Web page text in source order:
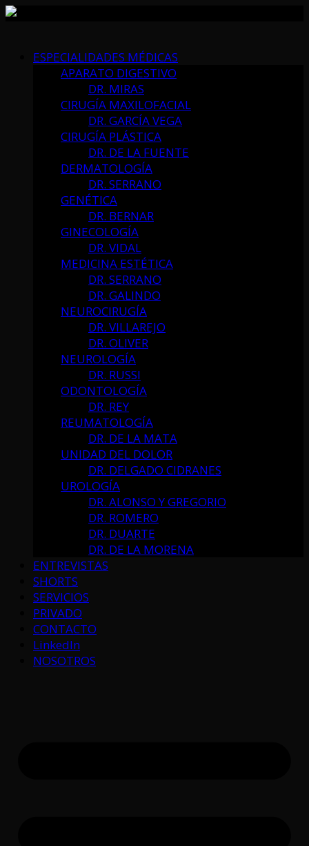
contentESPECIALIDADES MÉDICAS
APARATO DIGESTIVO
DR. MIRAS
CIRUGÍA MAXILOFACIAL
DR. GARCÍA VEGA
CIRUGÍA PLÁSTICA
DR. DE LA FUENTE
DERMATOLOGÍA
DR. SERRANO
GENÉTICA
DR. BERNAR
GINECOLOGÍA
DR. VIDAL
MEDICINA ESTÉTICA
DR. SERRANO
DR. GALINDO
NEUROCIRUGÍA
DR. VILLAREJO
DR. OLIVER
NEUROLOGÍA
DR. RUSSI
ODONTOLOGÍA
DR. REY
REUMATOLOGÍA
DR. DE LA MATA
UNIDAD DEL DOLOR
DR. DELGADO CIDRANES
UROLOGÍA
DR. ALONSO Y GREGORIO
DR. ROMERO
DR. DUARTE
DR. DE LA MORENA
ENTREVISTAS
SHORTS
SERVICIOS
PRIVADO
CONTACTO
LinkedIn
NOSOTROS